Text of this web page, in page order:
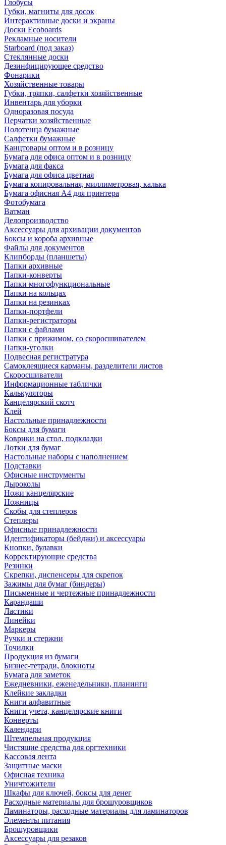
Глобусы
Губки, магниты для досок
Интерактивные доски и экраны
Доски Ecoboards
Рекламные носители
Starboard (под заказ)
Стеклянные доски
Дезинфицирующее средство
Фонарики
Хозяйственные товары
Губки, тряпки, салфетки хозяйственные
Инвентарь для уборки
Одноразовая посуда
Перчатки хозяйственные
Полотенца бумажные
Салфетки бумажные
Канцтовары оптом и в розницу
Бумага для офиса оптом и в розницу
Бумага для факса
Бумага для офиса цветная
Бумага копировальная, миллиметровая, калька
Бумага офисная А4 для принтера
Фотобумага
Ватман
Делопроизводство
Аксессуары для архивации документов
Боксы и короба архивные
Файлы для документов
Клипборды (планшеты)
Папки архивные
Папки-конверты
Папки многофункциональные
Папки на кольцах
Папки на резинках
Папки-портфели
Папки-регистраторы
Папки с файлами
Папки с прижимом, со скоросшивателем
Папки-уголки
Подвесная регистратура
Самоклеящиеся карманы, разделители листов
Скоросшиватели
Информационные таблички
Калькуляторы
Канцелярский скотч
Клей
Настольные принадлежности
Боксы для бумаги
Коврики на стол, подкладки
Лотки для бумаг
Настольные наборы с наполнением
Подставки
Офисные инструменты
Дыроколы
Ножи канцелярские
Ножницы
Скобы для степлеров
Степлеры
Офисные принадлежности
Идентификаторы (бейджи) и аксессуары
Кнопки, булавки
Корректирующие средства
Резинки
Скрепки, диспенсеры для скрепок
Зажимы для бумаг (биндеры)
Письменные и чертежные принадлежности
Карандаши
Ластики
Линейки
Маркеры
Ручки и стержни
Точилки
Продукция из бумаги
Бизнес-тетради, блокноты
Бумага для заметок
Ежедневники, еженедельники, планинги
Клейкие закладки
Книги алфавитные
Книги учета, канцелярские книги
Конверты
Календари
Штемпельная продукция
Чистящие средства для оргтехники
Кассовая лента
Защитные маски
Офисная техника
Уничтожители
Шкафы для ключей, боксы для денег
Расходные материалы для брошуровщиков
Ламинаторы, расходные материалы для ламинаторов
Элементы питания
Брошуровщики
Аксессуары для резаков